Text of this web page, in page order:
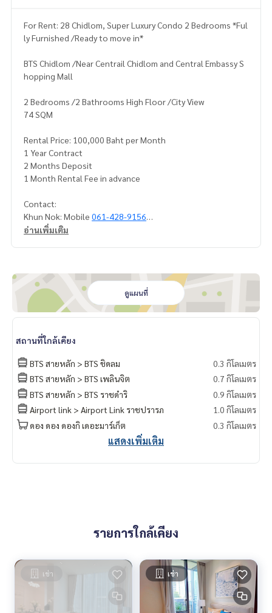
For Rent: 28 Chidlom, Super Luxury Condo 2 Bedrooms *Ful
ly Furnished /Ready to move in*
BTS Chidlom /Near Centrail Chidlom and Central Embassy S
hopping Mall
2 Bedrooms /2 Bathrooms High Floor /City View
74 SQM
Rental Price: 100,000 Baht per Month
1 Year Contract
2 Months Deposit
1 Month Rental Fee in advance
Contact:
Khun Nok: Mobile 061-428-9156
Whai//'s app:
อ่านเพิ่มเติม
ดูแผนที่
สถานที่ใกล้เคียง
BTS สายหลัก > BTS ชิดลม
0.3 กิโลเมตร
BTS สายหลัก > BTS เพลินจิต
0.7 กิโลเมตร
BTS สายหลัก > BTS ราชดำริ
0.9 กิโลเมตร
Airport link > Airport Link ราชปรารภ
1.0 กิโลเมตร
ดอง ดอง ดองกิ เดอะมาร์เก็ต
0.3 กิโลเมตร
แสดงเพิ่มเติม
รายการใกล้เคียง
เช่า เช่า